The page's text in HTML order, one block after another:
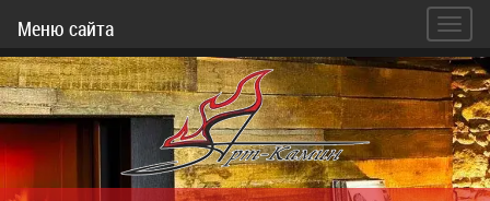
Меню сайта